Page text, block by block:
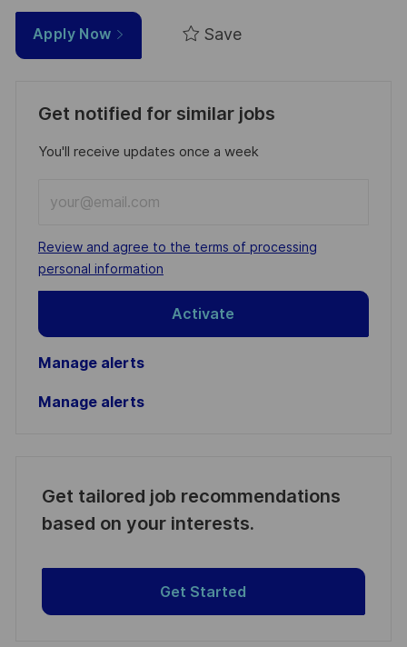
Apply Now Save
Get notified for similar jobs
You'll receive updates once a week
Email
address
(Required)
Required
Review and agree to the terms of processing
personal information
Activate
Manage alerts
Manage alerts
Get tailored job recommendations
based on your interests.
Get Started